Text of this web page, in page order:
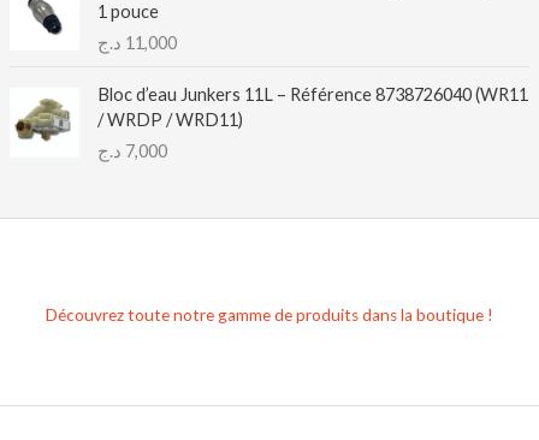
1 pouce
11,000 د.ج
Bloc d’eau Junkers 11L – Référence 8738726040 (WR11
/ WRDP / WRD11)
7,000 د.ج
Découvrez toute notre gamme de produits dans la boutique !